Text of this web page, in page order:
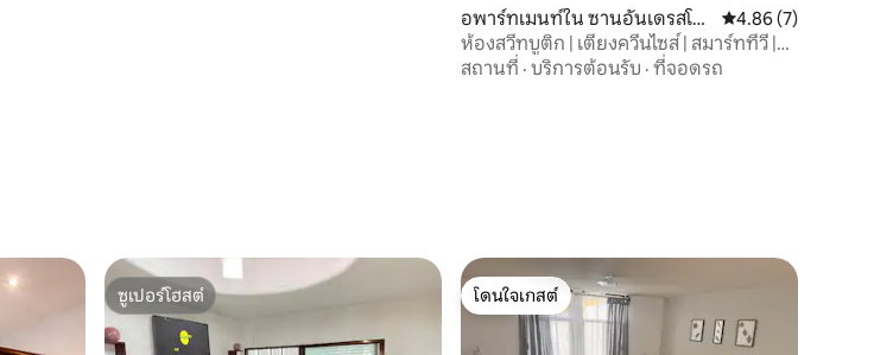
อพาร์ทเมนท์ใน ซานอันเดรสโชลู
ลา
คะแนนเฉลี่ย 4.86 จา
4.86 (7)
ห้องสวีทบูติก | เตียงควีนไซส์ | สมาร์ททีวี |
ห้องครัว
สถานที่ · บริการต้อนรับ · ที่จอดรถ
ซูเปอร์โฮสต์
ซูเปอร์โฮสต์
โดนใจเกสต์
โดนใจเกสต์